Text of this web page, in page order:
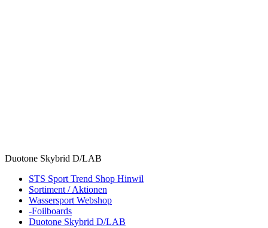
Duotone Skybrid D/LAB
STS Sport Trend Shop Hinwil
Sortiment / Aktionen
Wassersport Webshop
-Foilboards
Duotone Skybrid D/LAB